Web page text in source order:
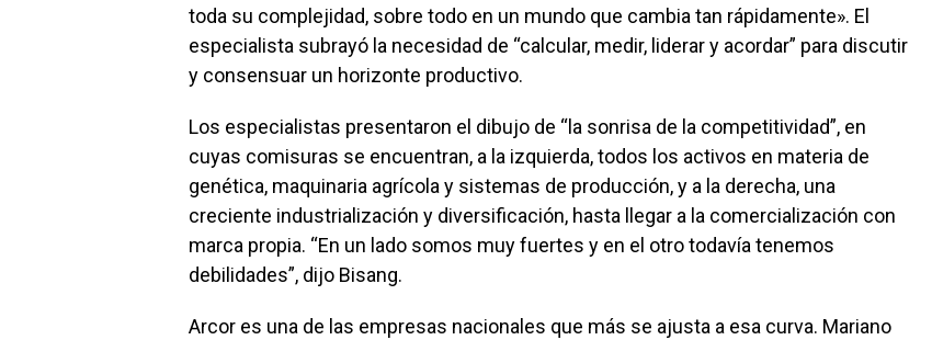
toda su complejidad, sobre todo en un mundo que cambia tan rápidamente». El
especialista subrayó la necesidad de “calcular, medir, liderar y acordar” para discutir
y consensuar un horizonte productivo.
Los especialistas presentaron el dibujo de “la sonrisa de la competitividad”, en
cuyas comisuras se encuentran, a la izquierda, todos los activos en materia de
genética, maquinaria agrícola y sistemas de producción, y a la derecha, una
creciente industrialización y diversificación, hasta llegar a la comercialización con
marca propia. “En un lado somos muy fuertes y en el otro todavía tenemos
debilidades”, dijo Bisang.
Arcor es una de las empresas nacionales que más se ajusta a esa curva. Mariano